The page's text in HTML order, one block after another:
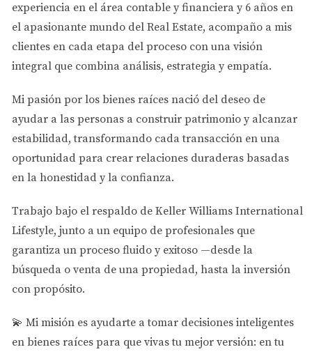
Tipo:Charter School
Dirección:2450 NW 97th Ave, Doral
Una de las escuelas más prestigiosas de Doral con
lista de espera, así que es importante aplicar con
anticipación.
Programas Destacados:
Advanced Placement (AP)
Artes y Música
Deportes competitivos
Vecindarios Cercanos:
Doral Isles (5-10 minutos)
Vintage Estates (8 minutos)
Rango de Precios de Casas Cercanas:$450,000 -
experiencia en el área contable y financiera y 6 años en
el apasionante mundo del Real Estate, acompaño a mis
clientes en cada etapa del proceso con una visión
integral que combina análisis, estrategia y empatía.
Mi pasión por los bienes raíces nació del deseo de
ayudar a las personas a construir patrimonio y alcanzar
estabilidad, transformando cada transacción en una
oportunidad para crear relaciones duraderas basadas
en la honestidad y la confianza.
Trabajo bajo el respaldo de Keller Williams International
Lifestyle, junto a un equipo de profesionales que
garantiza un proceso fluido y exitoso —desde la
búsqueda o venta de una propiedad, hasta la inversión
con propósito.
💫 Mi misión es ayudarte a tomar decisiones inteligentes
en bienes raíces para que vivas tu mejor versión: en tu